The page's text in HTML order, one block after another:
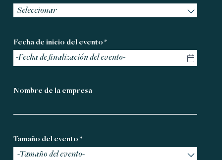
Seleccionar
Fecha de inicio del evento *
Nombre de la empresa
Tamaño del evento *
-Tamaño del evento-